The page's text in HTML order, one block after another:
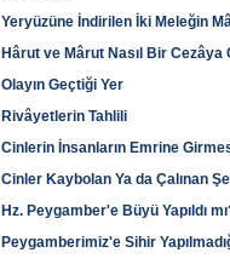
Yeryüzüne İndirilen İki Meleğin
Hârut ve Mârut Nasıl Bir Cezâya
Olayın Geçtiği Yer
Rivâyetlerin Tahlili
Cinlerin İnsanların Emrine
Cinler Kaybolan Ya da Çalınan
Hz. Peygamber'e Büyü Yapıldı
Peygamberimiz'e Sihir